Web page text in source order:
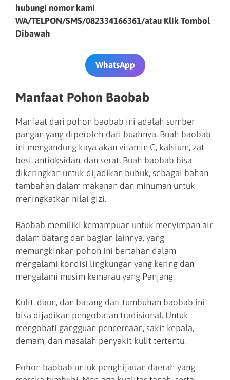
hubungi nomor kami
WA/TELPON/SMS/082334166361/atau Klik Tombol
Dibawah
WhatsApp
Manfaat Pohon Baobab
Manfaat dari pohon baobab ini adalah sumber
pangan yang diperoleh dari buahnya. Buah baobab
ini mengandung kaya akan vitamin C, kalsium, zat
besi, antioksidan, dan serat. Buah baobab bisa
dikeringkan untuk dijadikan bubuk, sebagai bahan
tambahan dalam makanan dan minuman untuk
meningkatkan nilai gizi.
Baobab memiliki kemampuan untuk menyimpan air
dalam batang dan bagian lainnya, yang
memungkinkan pohon ini bertahan dalam
mengalami kondisi lingkungan yang kering dan
mengalami musim kemarau yang Panjang.
Kulit, daun, dan batang dari tumbuhan baobab ini
bisa dijadikan pengobatan tradisional. Untuk
mengobati gangguan pencernaan, sakit kepala,
demam, dan masalah penyakit kulit tertentu.
Pohon baobab untuk penghijauan daerah yang